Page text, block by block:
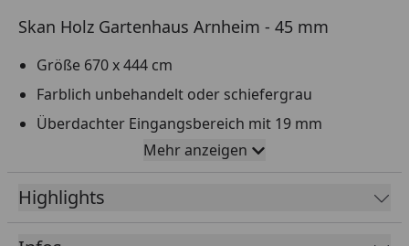
Skan Holz Gartenhaus Arnheim - 45 mm
Größe 670 x 444 cm
Farblich unbehandelt oder schiefergrau
Überdachter Eingangsbereich mit 19 mm
Fußbodenbrettern
Hochwertiges nordisches Fichtenholz
4-seitig gehobelte 45 mm Wandbohlen mit
Doppelnut und Feder
Mehr anzeigen
Highlights